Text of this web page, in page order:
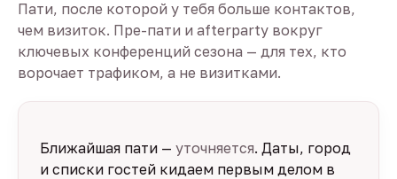
Пати, после которой у тебя больше контактов,
чем визиток. Пре-пати и afterparty вокруг
ключевых конференций сезона — для тех, кто
ворочает трафиком, а не визитками.
Ближайшая пати — уточняется. Даты, город
и списки гостей кидаем первым делом в